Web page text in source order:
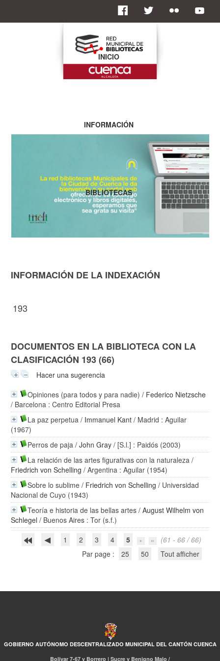
INFORMACIÓN DE LA INDEXACIÓN
193
DOCUMENTOS EN LA BIBLIOTECA CON LA
CLASIFICACIÓN 193 (66)
Hacer una sugerencia
Opiniones (para todos y para nadie) / Federico Nietzsche
/ Barcelona : Centro Editorial Presa
La paz perpetua / Immanuel Kant / Madrid : Aguilar
(1967)
Perros de paja /John Gray / [S.l.] : Paidós (2003)
La relación de las artes figurativas con la naturaleza /
Friedrich von Schelling / Argentina : Aguilar (1954)
Sobre lo sublime / Friedrich von Schelling / Universidad
Nacional de Cuyo (1943)
Teoría e historia de las bellas artes /August Wilhelm von
Schlegel / Buenos Aires : Tor (s.f.)
1
2 3 4 5
(61 - 66 / 66)
Par page :
25 50 Tout afficher
GOBIERNO AUTÓNOMO DESCENTRALIZADO MUNICIPAL DEL CANTÓN CUENCA
Bolívar 7-67 y Borrero | Sucre y Benigno Malo /
INICIO
INFORMACIÓN
BIBLIOTECAS